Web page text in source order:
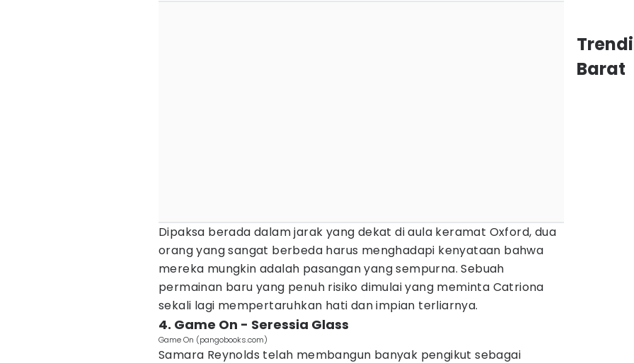
Dipaksa berada dalam jarak yang dekat di aula keramat Oxford, dua
orang yang sangat berbeda harus menghadapi kenyataan bahwa
mereka mungkin adalah pasangan yang sempurna. Sebuah
permainan baru yang penuh risiko dimulai yang meminta Catriona
sekali lagi mempertaruhkan hati dan impian terliarnya.
4. Game On - Seressia Glass
Game On (pangobooks.com)
Samara Reynolds telah membangun banyak pengikut sebagai
Barat